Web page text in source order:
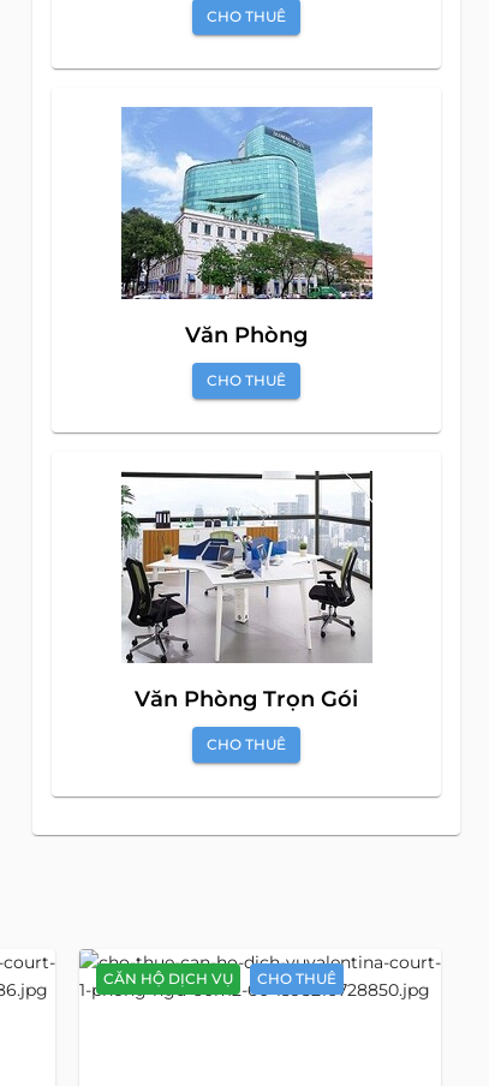
CHO THUÊ
Văn Phòng
CHO THUÊ
Văn Phòng Trọn Gói
CHO THUÊ
CĂN HỘ DỊCH VỤ CHO THUÊ